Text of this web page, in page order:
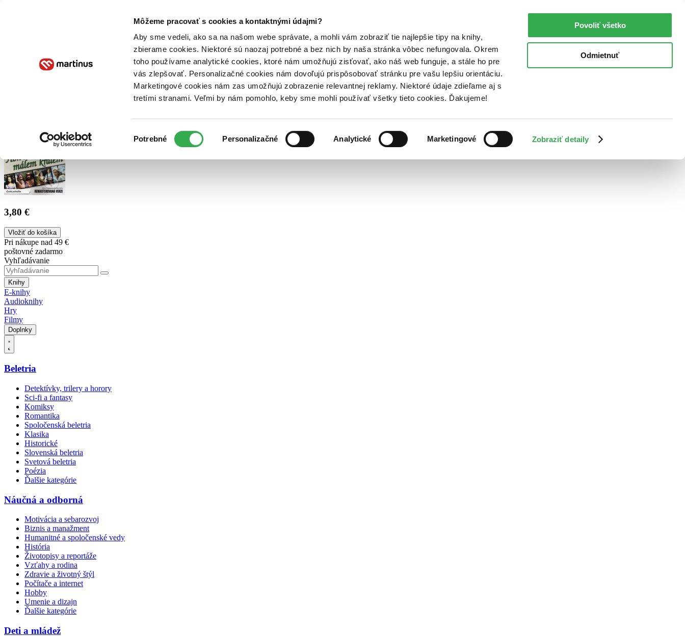
Môžeme pracovať s cookies a kontaktnými údajmi?
Aby sme vedeli, ako sa na našom webe správate, a mohli vám zobraziť tie najlepšie tipy na knihy,
zbierame cookies. Niektoré sú naozaj potrebné a bez nich by naša stránka vôbec nefungovala. Okrem
toho používame analytické cookies, ktoré nám umožňujú zisťovať, ako náš web funguje, a stále ho pre
vás zlepšovať. Personalizačné cookies nám dovoľujú prispôsobovať stránku pre vašu lepšiu orientáciu.
Marketingové cookies nám zas umožňujú zobrazenie relevantnej reklamy. Niektoré údaje zdieľame aj s
tretími stranami. Veľmi by nám pomohlo, keby sme mohli používať všetky tieto cookies. Ďakujeme!
súhlasu
Potrebné Personalizačné Analytické Marketingové Zobraziť detaily
Povoliť všetko
Odmietnuť
Poukážky Kontakt
3,80 €
Vložiť do košíka
Pri nákupe nad 49 €
poštovné zadarmo
Vyhľadávanie
Knihy
E-knihy
Audioknihy
Hry
Filmy
Doplnky
Beletria
Detektívky, trilery a horory
Sci-fi a fantasy
Komiksy
Romantika
Spoločenská beletria
Klasika
Historické
Slovenská beletria
Svetová beletria
Poézia
Ďalšie kategórie
Náučná a odborná
Motivácia a sebarozvoj
Biznis a manažment
Humanitné a spoločenské vedy
História
Životopisy a reportáže
Vzťahy a rodina
Zdravie a životný štýl
Počítače a internet
Hobby
Umenie a dizajn
Ďalšie kategórie
Deti a mládež